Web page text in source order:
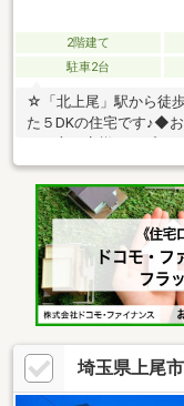
2階建て
駐車2台
☆「北上尾」駅から徒
た５DKの住宅です♪◆
し上げます！◇無駄な
費用を抑え、賢く購
選びと手続きサポート
様で断られた方も審
割引対応◆希望に応じ
ただけます！
埼玉県上尾